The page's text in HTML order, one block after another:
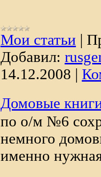
Мои статьи
Добавил:
14.12.2008
Домовые
по о/м №6
немного
именно